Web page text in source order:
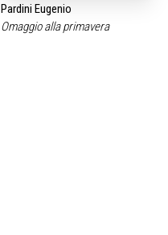
Pardini Eugenio
Omaggio alla primavera